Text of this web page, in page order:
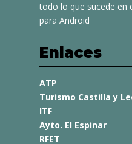
todo lo que sucede en
para Android
Enlaces
ATP
Turismo Castilla y
ITF
Ayto. El Espinar
RFET